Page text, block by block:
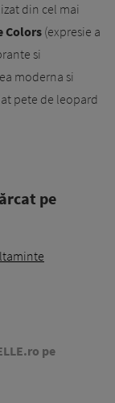
din cel mai
Colors(expresie a
si
moderna si
pete de leopard
pe
pe